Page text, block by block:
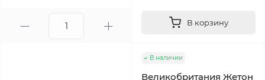
В корзину
В наличии
Великобритания Жетон